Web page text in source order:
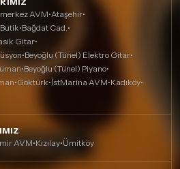
AVM•Ataşehir•
•Bağdat Cad.•
Gitar•
•Beyoğlu (Tünel) Elektro Gitar•
•Beyoğlu (Tünel) Piyano•
•Göktürk•İstMarina AVM•Kadıköy•
AVM•Kızılay•Ümitköy